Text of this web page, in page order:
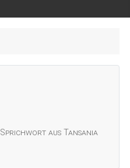
Sprichwort aus Tansania